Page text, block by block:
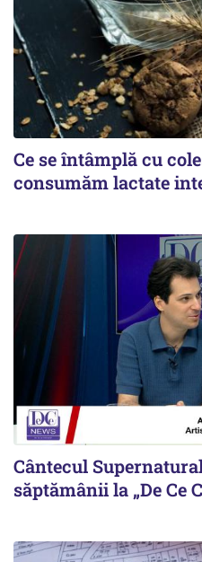
Ce se întâmplă cu
consumăm lactate
Cântecul
săptămânii la „De Ce